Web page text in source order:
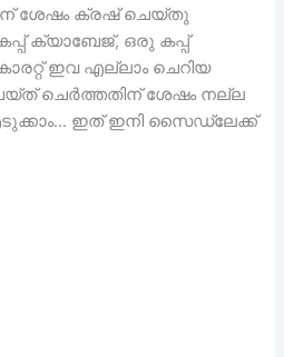
ശേഷം ക്രഷ് ചെയ്തു
ക്യാബേജ്, ഒരു കപ്പ്‌
ഇവ എല്ലാം ചെറിയ
ചെർത്തതിന് ശേഷം നല്ല
ഇത് ഇനി സൈഡ്ലേക്ക്